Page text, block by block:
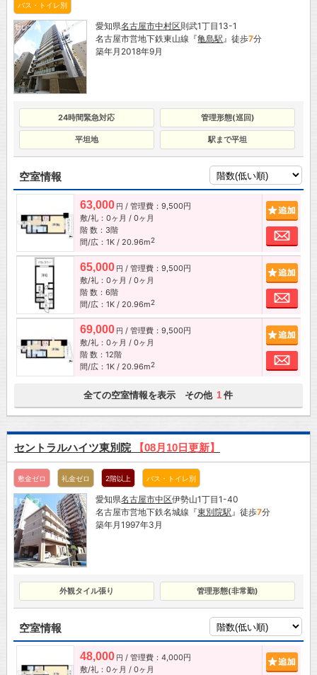
バス・トイレ別
愛知県名古屋市中村区則武1丁目13-1
名古屋市営地下鉄東山線『亀島駅』徒歩7分
築年月2018年9月
24時間緊急対応 管理形態(巡回)
平坦地 駅まで平坦
空室情報
63,000 円 / 管理費：9,500円
敷/礼：0ヶ月 / 0ヶ月
階 数：3階
間/広：1K / 20.96m2
お
65,000 円 / 管理費：9,500円
敷/礼：0ヶ月 / 0ヶ月
階 数：6階
間/広：1K / 20.96m2
お
69,000 円 / 管理費：9,500円
敷/礼：0ヶ月 / 0ヶ月
階 数：12階
間/広：1K / 20.96m2
お
全ての空室情報を表示 その他 1 件
セントラルハイツ東別院 【08月10日更新】
敷金ゼロ 礼金ゼロ 2階以上 バス・トイレ別
愛知県名古屋市中区伊勢山1丁目1-40
名古屋市営地下鉄名城線『東別院駅』徒歩7分
築年月1997年3月
外観タイル張り 管理形態(非常勤)
空室情報
48,000 円 / 管理費：4,000円
敷/礼：0ヶ月 / 0ヶ月